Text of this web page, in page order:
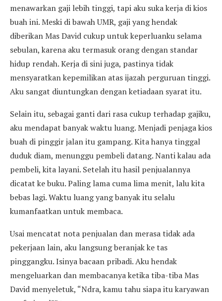
menawarkan gaji lebih tinggi, tapi aku suka kerja di kios
buah ini. Meski di bawah UMR, gaji yang hendak
diberikan Mas David cukup untuk keperluanku selama
sebulan, karena aku termasuk orang dengan standar
hidup rendah. Kerja di sini juga, pastinya tidak
mensyaratkan kepemilikan atas ijazah perguruan tinggi.
Aku sangat diuntungkan dengan ketiadaan syarat itu.
Selain itu, sebagai ganti dari rasa cukup terhadap gajiku,
aku mendapat banyak waktu luang. Menjadi penjaga kios
buah di pinggir jalan itu gampang. Kita hanya tinggal
duduk diam, menunggu pembeli datang. Nanti kalau ada
pembeli, kita layani. Setelah itu hasil penjualannya
dicatat ke buku. Paling lama cuma lima menit, lalu kita
bebas lagi. Waktu luang yang banyak itu selalu
kumanfaatkan untuk membaca.
Usai mencatat nota penjualan dan merasa tidak ada
pekerjaan lain, aku langsung beranjak ke tas
pinggangku. Isinya bacaan pribadi. Aku hendak
mengeluarkan dan membacanya ketika tiba-tiba Mas
David menyeletuk, “Ndra, kamu tahu siapa itu karyawan